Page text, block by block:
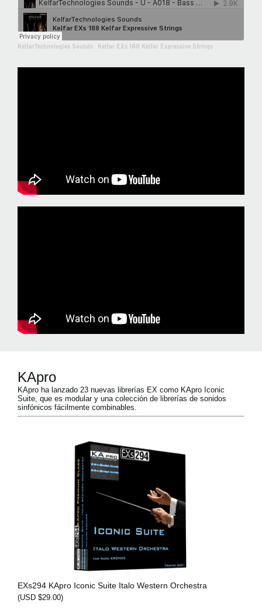
KelfarTechnologies Sounds Kelfar EXs 188 Kelfar Expressive Strings
KApro
KApro ha lanzado 23 nuevas librerías EX como KApro Iconic
Suite, que es modular y una colección de librerías de sonidos
sinfónicos fácilmente combinables.
EXs294 KApro Iconic Suite Italo Western Orchestra
(USD $29.00)